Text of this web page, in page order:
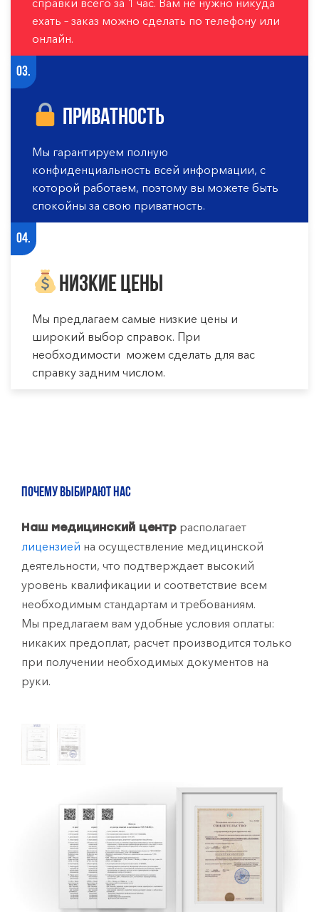
справки всего за 1 час. Вам не нужно никуда
ехать – заказ можно сделать по телефону или
онлайн.
03.
Приватность
Мы гарантируем полную
конфиденциальность всей информации, с
которой работаем, поэтому вы можете быть
спокойны за свою приватность.
04.
Низкие цены
Мы предлагаем самые низкие цены и
широкий выбор справок. При
необходимости можем сделать для вас
справку задним числом.
ПОЧЕМУ ВЫБИРАЮТ НАС
Наш медицинский центр располагает
лицензией на осуществление медицинской
деятельности, что подтверждает высокий
уровень квалификации и соответствие всем
необходимым стандартам и требованиям.
Мы предлагаем вам удобные условия оплаты:
никаких предоплат, расчет производится только
при получении необходимых документов на
руки.